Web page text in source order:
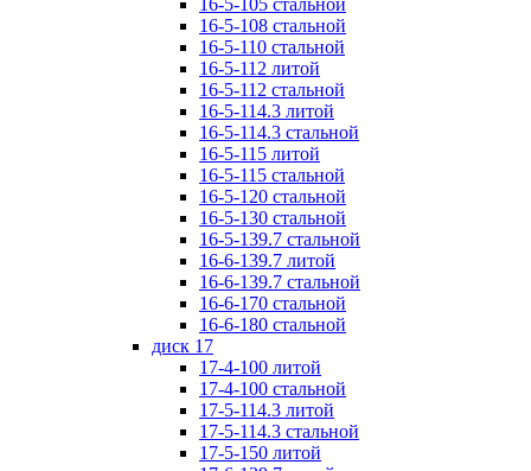
16-5-105 стальной
16-5-108 стальной
16-5-110 стальной
16-5-112 литой
16-5-112 стальной
16-5-114.3 литой
16-5-114.3 стальной
16-5-115 литой
16-5-115 стальной
16-5-120 стальной
16-5-130 стальной
16-5-139.7 стальной
16-6-139.7 литой
16-6-139.7 стальной
16-6-170 стальной
16-6-180 стальной
диск 17
17-4-100 литой
17-4-100 стальной
17-5-114.3 литой
17-5-114.3 стальной
17-5-150 литой